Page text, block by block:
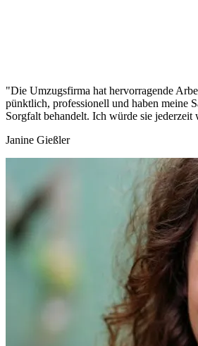
"Die Umzugsfirma hat hervorragende
pünktlich, professionell und haben meine
Sorgfalt behandelt. Ich würde sie jederzeit
Janine Gießler